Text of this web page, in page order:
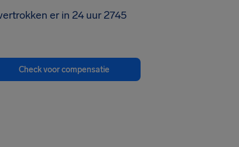
er in 24 uur 2745
Check voor compensatie